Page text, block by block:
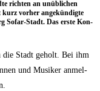
rich­ten an unüb­li­chen
kurz vor­her ange­kün­dig­te
Sofar-Stadt. Das ers­te Kon­
Stadt geholt. Bei ihm
und Musi­ker anmel­